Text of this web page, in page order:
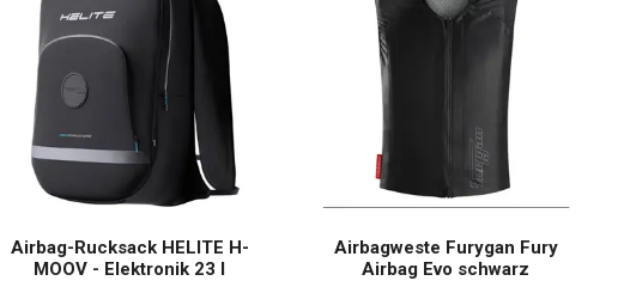
Airbag-Rucksack HELITE H-
MOOV - Elektronik 23 l
Airbagweste Furygan Fury
Airbag Evo schwarz